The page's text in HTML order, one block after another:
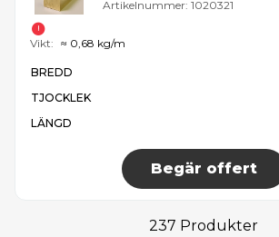
Artikelnummer: 1020321
BREDD
TJOCKLEK
LÄNGD
Begär offert
Vikt: ≈ 0,68 kg/m
237 Produkter